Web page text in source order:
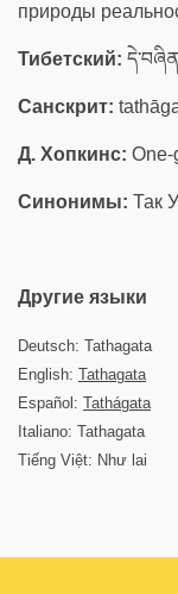
природы
Тибетский:
Санскрит:
Д. Хопкинс: One-
Синонимы: Так
Другие языки
Deutsch: Tathagata
English: Tathagata
Español: Tathágata
Italiano: Tathagata
Tiếng Việt: Như lai